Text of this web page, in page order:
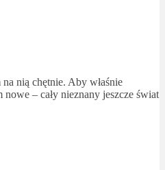
nią chętnie. Aby właśnie
– cały nieznany jeszcze świat